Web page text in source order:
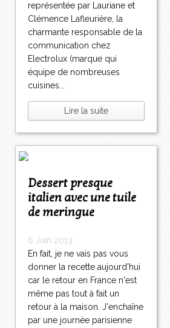
représentée par Lauriane et
Clémence Lafleurière, la
charmante responsable de la
communication chez
Electrolux (marque qui
équipe de nombreuses
cuisines...
Lire la suite
Dessert presque
italien avec une tuile
de meringue
6 Juin 2013
En fait, je ne vais pas vous
donner la recette aujourd'hui
car le retour en France n'est
même pas tout à fait un
retour à la maison. J'enchaîne
par une journée parisienne